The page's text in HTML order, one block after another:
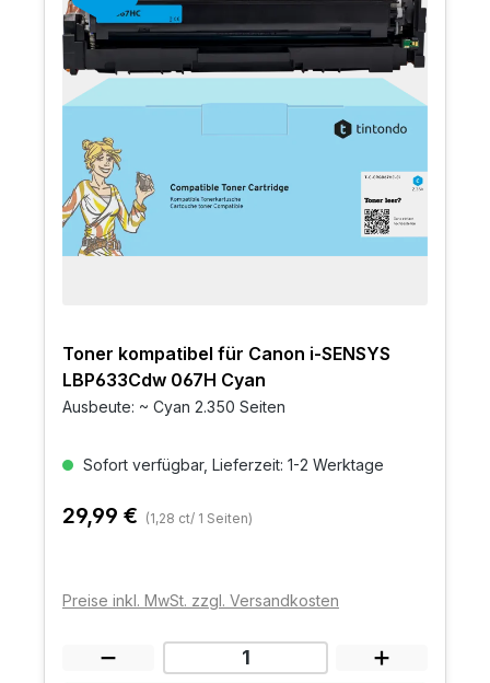
Toner kompatibel für Canon i-SENSYS
LBP633Cdw 067H Cyan
Ausbeute: ~ Cyan 2.350 Seiten
Sofort verfügbar, Lieferzeit: 1-2 Werktage
29,99 € (1,28 ct/ 1 Seiten)
Preise inkl. MwSt. zzgl. Versandkosten